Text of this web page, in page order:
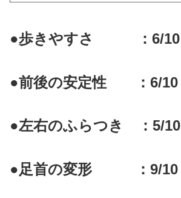
●歩きやすさ ：6/10
●前後の安定性 ：6/10
●左右のふらつき ：5/10
●足首の変形 ：9/10